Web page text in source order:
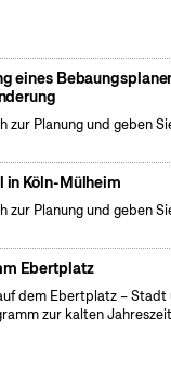
eines
zur Planung und geben
in Köln-Mülheim
zur Planung und geben
Ebertplatz
dem Ebertplatz –
zur kalten Jahreszeit